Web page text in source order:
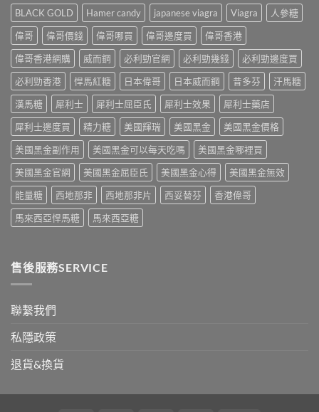
聰
明
替
代
方
案
一
次
解
析〉
中
法
＋
預
防
再
發，
完
整
略
一
次
看〉
中
什
麼
危
害：
從
劑
量、
副
用
到
死
線
的
完
拆
解〉
中
改
變
性
功
能
障
礙
治
的
突
破
性
藥
物〉
中
BLACK GOLD Hamer candy japanese viagra Viagra
人參糖
偉哥
偉哥價錢 偉哥哪買 偉哥邊度買
偉哥香港
偉哥香港網購
威而鋼 必利勁官網 必利勁幾錢
必利勁邊度買
必利勁香港
悍馬紅糖 日本偉哥 日本威而鋼 昔多芬
汗馬糖
漢馬糖
犀利士 犀利士屈臣氏 犀利士效果
犀利士藥店
犀利士邊度買
精力糖 美國輝瑞 美國黑金
美國黑金價格
美國黑金副作用
美國黑金可以每天吃嗎
美國黑金哪裡買
美國黑金官網
美國黑金屈臣氏 美國黑金心得
美國黑金無效
能量糖
西地那非 西地那非片 西妥替芬
香港偉哥
馬來西亞悍馬糖
馬來西亞糖
售後服務SERVICE
聯繫我們
私隱政策
退貨&換貨